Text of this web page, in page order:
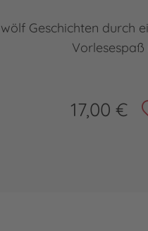
Geschichten durch
17,00 €